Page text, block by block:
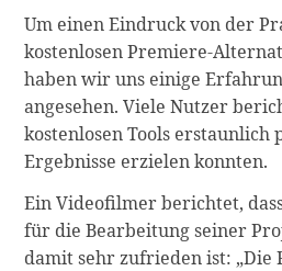
Um einen Eindruck von der
kostenlosen Premiere-
haben wir uns einige
angesehen. Viele Nutzer
kostenlosen Tools erstaunlich
Ergebnisse erzielen konnten.
Ein Videofilmer berichtet,
für die Bearbeitung seiner
damit sehr zufrieden ist: „Die